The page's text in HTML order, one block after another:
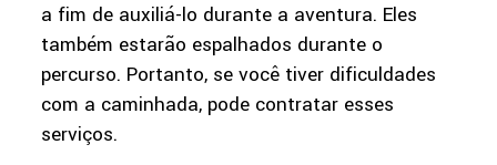
a fim de auxiliá-lo durante a aventura. Eles
também estarão espalhados durante o
percurso. Portanto, se você tiver dificuldades
com a caminhada, pode contratar esses
serviços.